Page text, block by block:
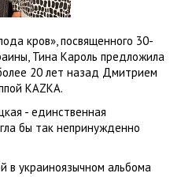
кров», посвященного 30-
Тина Кароль предложила
20 лет назад Дмитрием
KAZKA.
- единственная
бы так непринужденно
в украиноязычном альбома